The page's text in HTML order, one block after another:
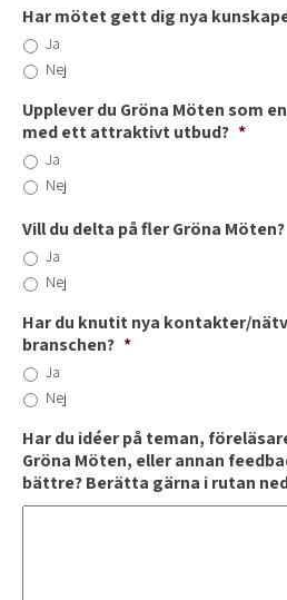
Har mötet gett dig nya
Ja
Nej
Upplever du Gröna Möten som
med ett attraktivt utbud? *
Ja
Nej
Vill du delta på fler Gröna Möten?
Ja
Nej
Har du knutit nya kontakter/
branschen? *
Ja
Nej
Har du idéer på teman,
Gröna Möten, eller annan
bättre? Berätta gärna i rutan